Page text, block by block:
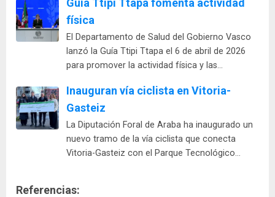
Guía Ttipi Ttapa fomenta actividad
física
El Departamento de Salud del Gobierno Vasco
lanzó la Guía Ttipi Ttapa el 6 de abril de 2026
para promover la actividad física y las…
Inauguran vía ciclista en Vitoria-
Gasteiz
La Diputación Foral de Araba ha inaugurado un
nuevo tramo de la vía ciclista que conecta
Vitoria-Gasteiz con el Parque Tecnológico…
Referencias: